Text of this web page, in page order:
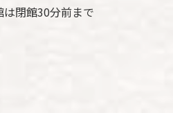
閉館30分前まで